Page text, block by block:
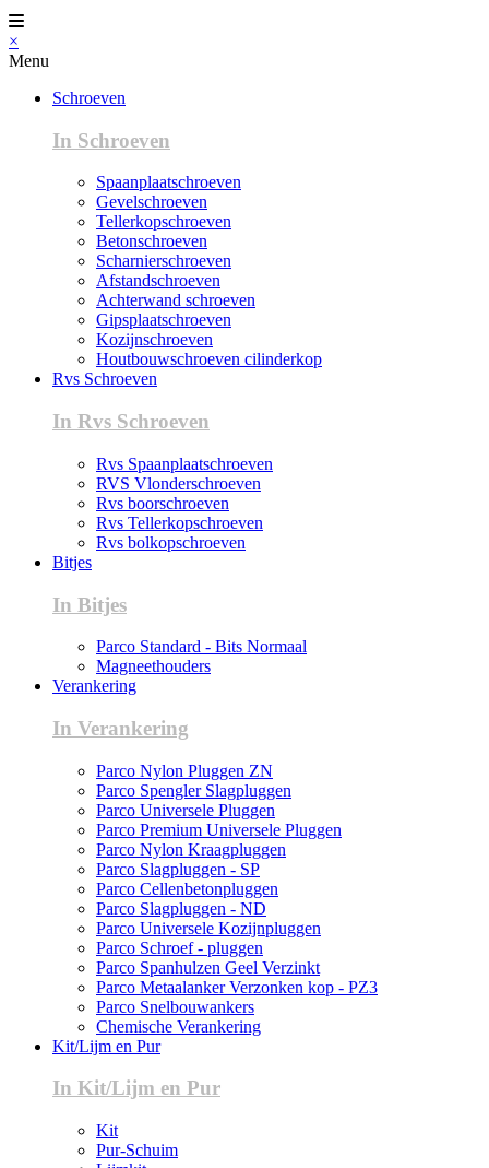
×
Menu
Schroeven
In Schroeven
Spaanplaatschroeven
Gevelschroeven
Tellerkopschroeven
Betonschroeven
Scharnierschroeven
Afstandschroeven
Achterwand schroeven
Gipsplaatschroeven
Kozijnschroeven
Houtbouwschroeven cilinderkop
Rvs Schroeven
In Rvs Schroeven
Rvs Spaanplaatschroeven
RVS Vlonderschroeven
Rvs boorschroeven
Rvs Tellerkopschroeven
Rvs bolkopschroeven
Bitjes
In Bitjes
Parco Standard - Bits Normaal
Magneethouders
Verankering
In Verankering
Parco Nylon Pluggen ZN
Parco Spengler Slagpluggen
Parco Universele Pluggen
Parco Premium Universele Pluggen
Parco Nylon Kraagpluggen
Parco Slagpluggen - SP
Parco Cellenbetonpluggen
Parco Slagpluggen - ND
Parco Universele Kozijnpluggen
Parco Schroef - pluggen
Parco Spanhulzen Geel Verzinkt
Parco Metaalanker Verzonken kop - PZ3
Parco Snelbouwankers
Chemische Verankering
Kit/Lijm en Pur
In Kit/Lijm en Pur
Kit
Pur-Schuim